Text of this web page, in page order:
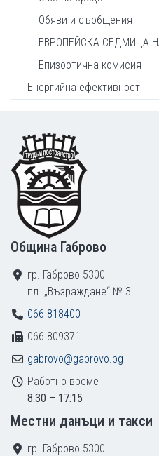
Обяви и съобщения
ЕВРОПЕЙСКА СЕДМИЦА
Епизоотична комисия
Енергийна ефективност
Footer
Община Габрово
гр. Габрово 5300
пл. „Възраждане“ № 3
066 818400
066 809371
gabrovo@gabrovo.bg
Работно време
8:30 – 17:15
Местни данъци и такси
гр. Габрово 5300